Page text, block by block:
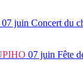
07 juin Concert du
07 juin Fête